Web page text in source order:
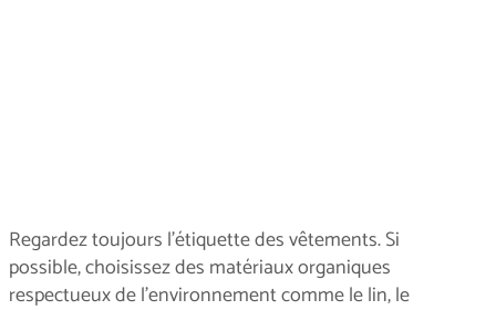
Regardez toujours l'étiquette des vêtements. Si
possible, choisissez des matériaux organiques
respectueux de l'environnement comme le lin, le